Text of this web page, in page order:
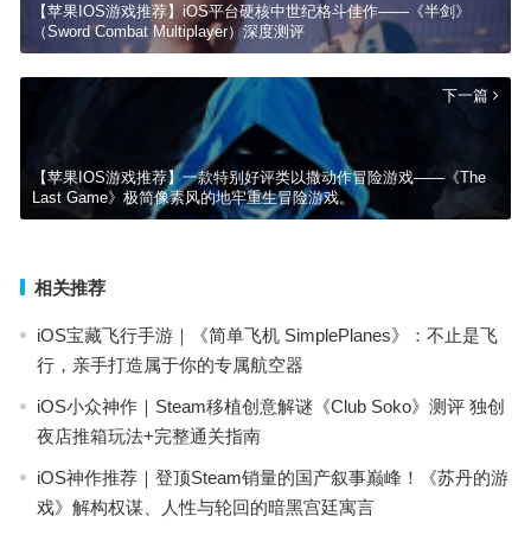
【苹果IOS游戏推荐】iOS平台硬核中世纪格斗佳作——《半剑》
（Sword Combat Multiplayer）深度测评
下一篇
【苹果IOS游戏推荐】一款特别好评类以撒动作冒险游戏——《The
Last Game》极简像素风的地牢重生冒险游戏。
相关推荐
iOS宝藏飞行手游｜《简单飞机 SimplePlanes》：不止是飞
行，亲手打造属于你的专属航空器
iOS小众神作｜Steam移植创意解谜《Club Soko》测评 独创
夜店推箱玩法+完整通关指南
iOS神作推荐｜登顶Steam销量的国产叙事巅峰！《苏丹的游
戏》解构权谋、人性与轮回的暗黑宫廷寓言